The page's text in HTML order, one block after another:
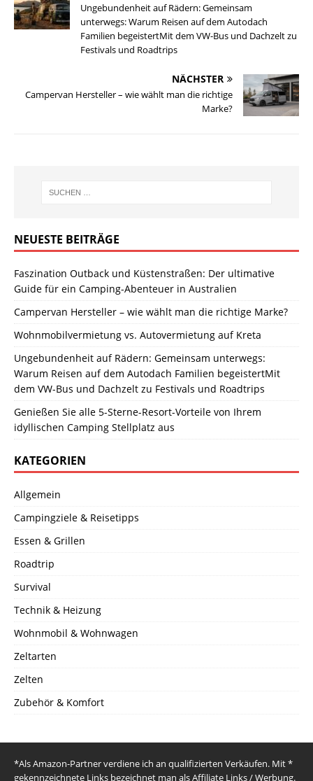
Ungebundenheit auf Rädern: Gemeinsam
unterwegs: Warum Reisen auf dem Autodach
Familien begeistertMit dem VW-Bus und Dachzelt zu
Festivals und Roadtrips
NÄCHSTER
Campervan Hersteller – wie wählt man die richtige
Marke?
NEUESTE BEITRÄGE
Faszination Outback und Küstenstraßen: Der ultimative
Guide für ein Camping-Abenteuer in Australien
Campervan Hersteller – wie wählt man die richtige Marke?
Wohnmobilvermietung vs. Autovermietung auf Kreta
Ungebundenheit auf Rädern: Gemeinsam unterwegs:
Warum Reisen auf dem Autodach Familien begeistertMit
dem VW-Bus und Dachzelt zu Festivals und Roadtrips
Genießen Sie alle 5-Sterne-Resort-Vorteile von Ihrem
idyllischen Camping Stellplatz aus
KATEGORIEN
Allgemein
Campingziele & Reisetipps
Essen & Grillen
Roadtrip
Survival
Technik & Heizung
Wohnmobil & Wohnwagen
Zeltarten
Zelten
Zubehör & Komfort
*Als Amazon-Partner verdiene ich an qualifizierten Verkäufen. Mit *
gekennzeichnete Links bezeichnet man als Affiliate Links / Werbung.